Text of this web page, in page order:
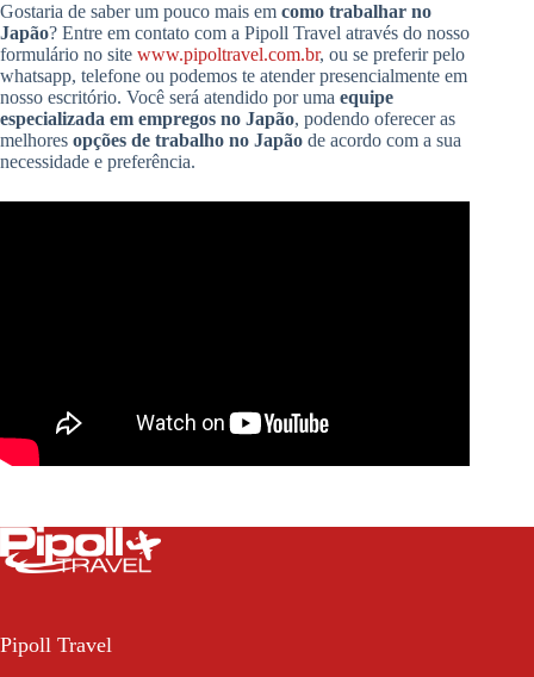
Gostaria de saber um pouco mais em como trabalhar no
Japão? Entre em contato com a Pipoll Travel através do nosso
formulário no site www.pipoltravel.com.br, ou se preferir pelo
whatsapp, telefone ou podemos te atender presencialmente em
nosso escritório. Você será atendido por uma equipe
especializada em empregos no Japão, podendo oferecer as
melhores opções de trabalho no Japão de acordo com a sua
necessidade e preferência.
Pipoll Travel